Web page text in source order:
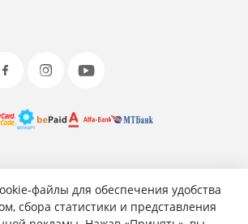
файлы для обеспечения удобства
сбора статистики и представления
«1С-Битрикс». Работает на 1С-
сайтом.